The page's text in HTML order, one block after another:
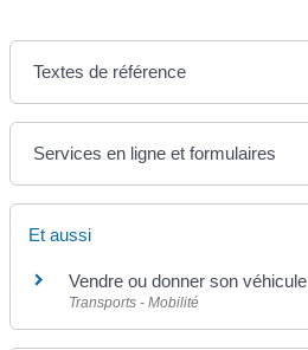
Textes de référence
Services en ligne et formulaires
Et aussi
Vendre ou donner son véhicule
Transports - Mobilité